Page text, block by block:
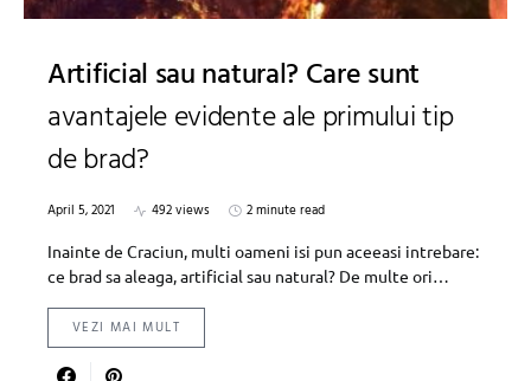
Artificial sau natural? Care sunt
avantajele evidente ale primului tip
de brad?
April 5, 2021 492 views
2 minute read
Inainte de Craciun, multi oameni isi pun aceeasi intrebare:
ce brad sa aleaga, artificial sau natural? De multe ori…
VEZI MAI MULT